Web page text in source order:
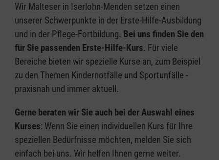
Wir Malteser in Iserlohn-Menden setzen einen
unserer Schwerpunkte in der Erste-Hilfe-Ausbildung
und in der Pflege-Fortbildung. Bei uns finden Sie den
für Sie passenden Erste-Hilfe-Kurs. Für viele
Bereiche bieten wir spezielle Kurse an, zum Beispiel
zu den Themen Kindernotfälle und Sportunfälle -
praxisnah und immer aktuell.
Gerne beraten wir Sie auch bei der Auswahl eines
Kurses: Wenn Sie einen individuellen Kurs für Ihre
speziellen Bedürfnisse möchten, melden Sie sich
einfach bei uns. Wir helfen Ihnen gerne weiter.